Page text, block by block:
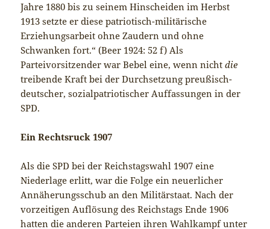
Jahre 1880 bis zu seinem Hinscheiden im Herbst
1913 setzte er diese patriotisch-militärische
Erziehungsarbeit ohne Zaudern und ohne
Schwanken fort.“ (Beer 1924: 52 f) Als
Parteivorsitzender war Bebel eine, wenn nichtdie
treibende Kraft bei der Durchsetzung preußisch-
deutscher, sozialpatriotischer Auffassungen in der
SPD.
Ein Rechtsruck 1907
Als die SPD bei der Reichstagswahl 1907 eine
Niederlage erlitt, war die Folge ein neuerlicher
Annäherungsschub an den Militärstaat. Nach der
vorzeitigen Auflösung des Reichstags Ende 1906
hatten die anderen Parteien ihren Wahlkampf unter